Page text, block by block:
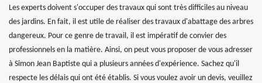
Les experts doivent s'occuper des travaux qui sont très difficiles au niveau
des jardins. En fait, il est utile de réaliser des travaux d'abattage des arbres
dangereux. Pour ce genre de travail, il est impératif de convier des
professionnels en la matière. Ainsi, on peut vous proposer de vous adresser
à Simon Jean Baptiste qui a plusieurs années d'expérience. Sachez qu'il
respecte les délais qui ont été établis. Si vous voulez avoir un devis, veuillez